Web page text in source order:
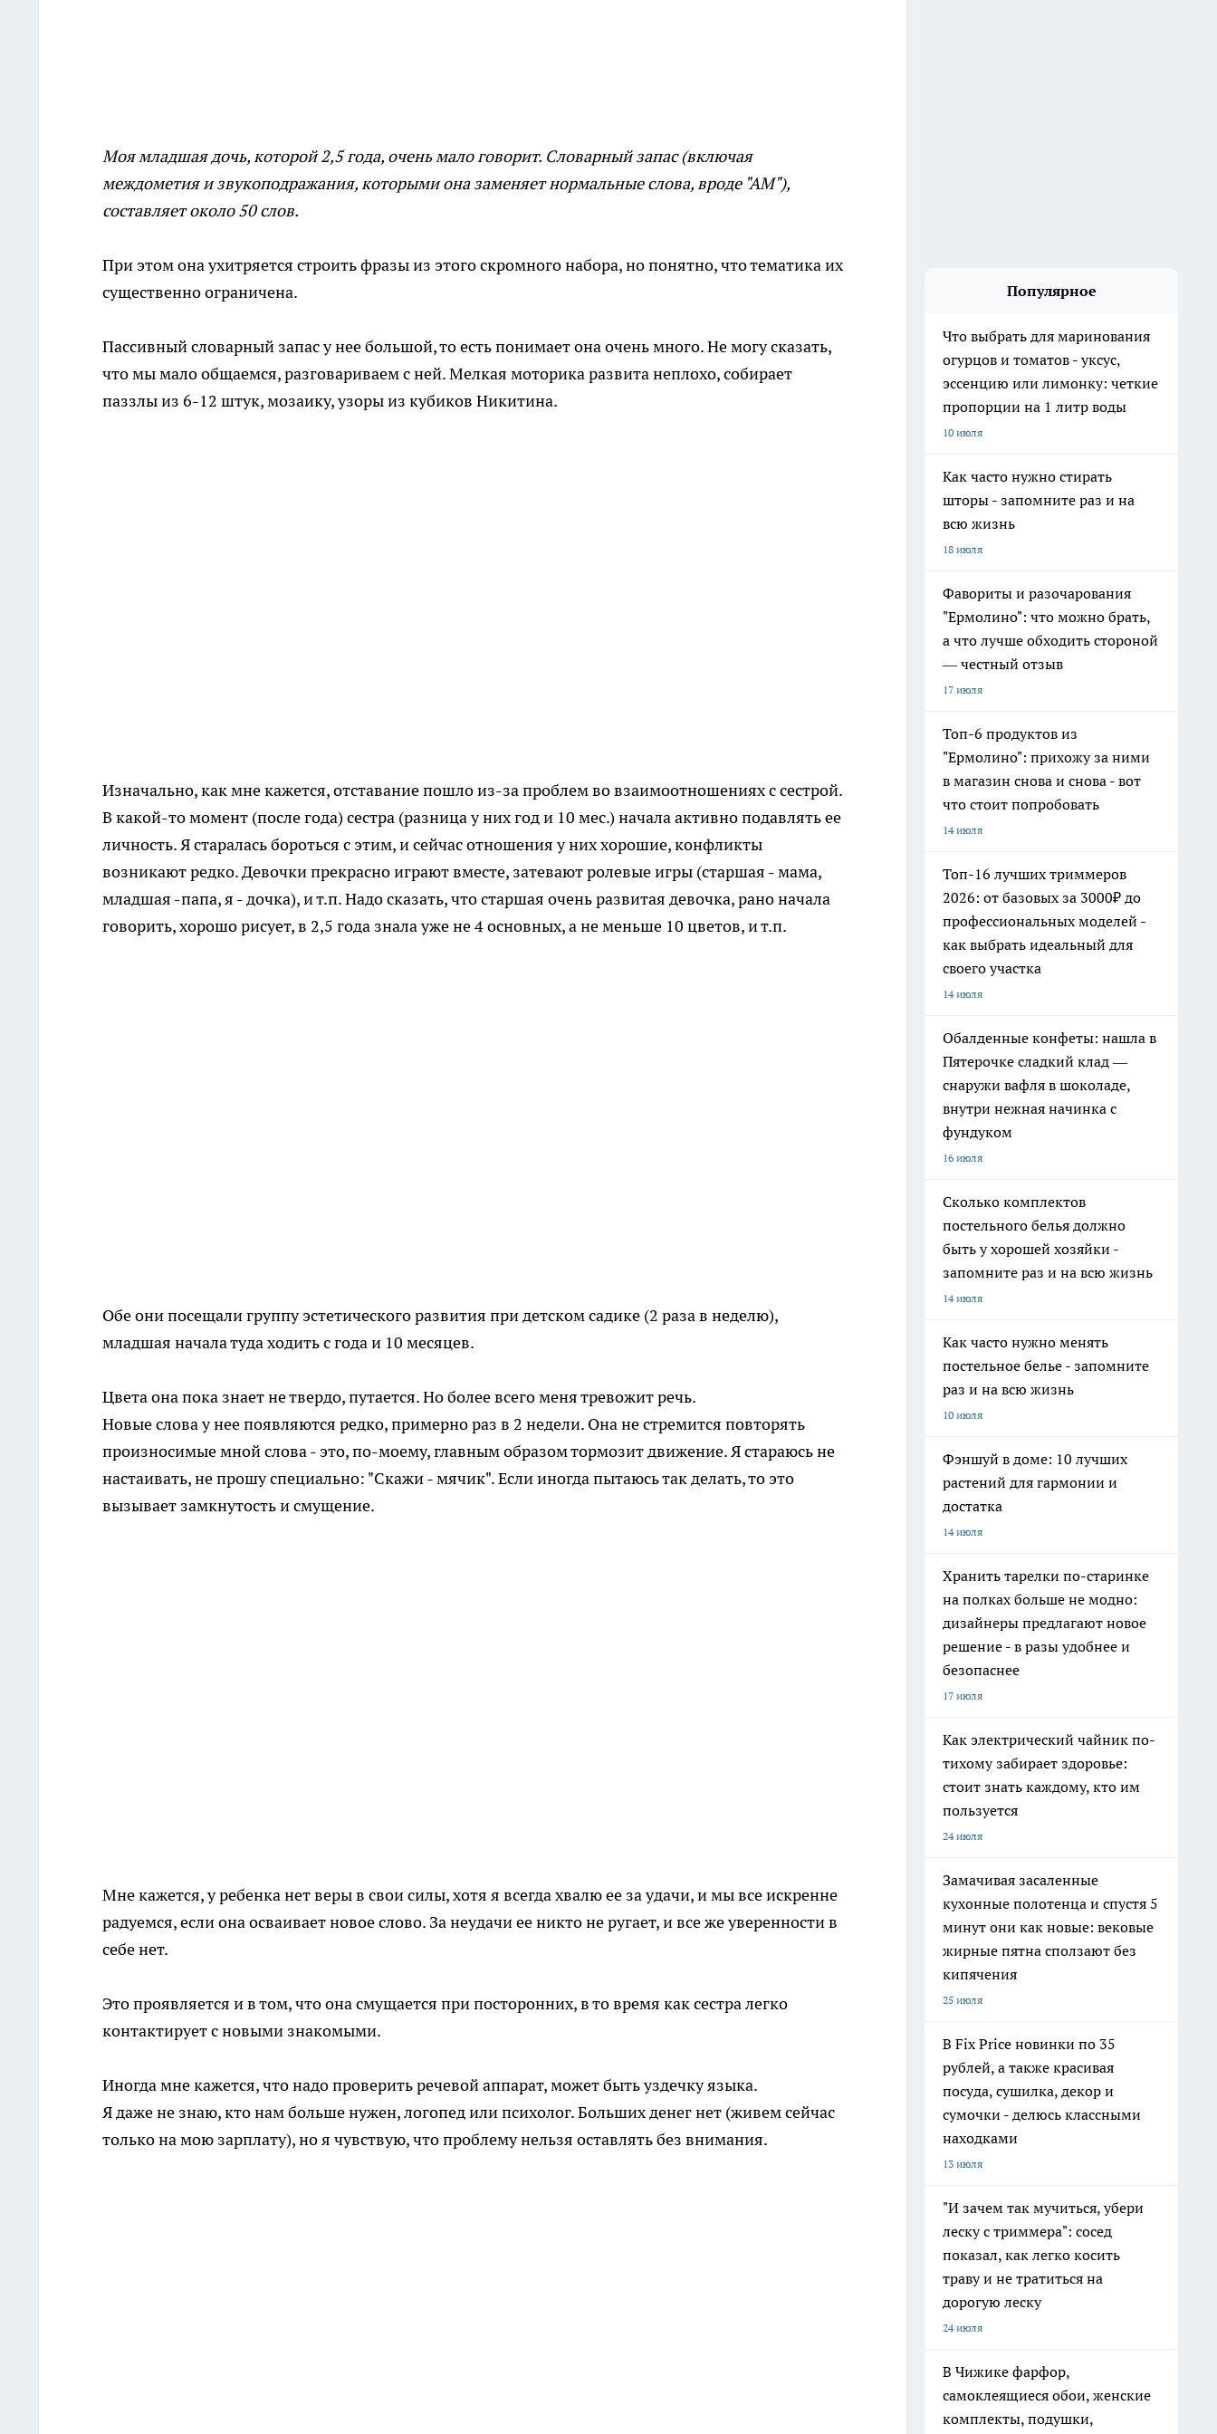
Моя младшая дочь, которой 2,5 года, очень мало говорит. Словарный запас (включая
междометия и звукоподражания, которыми она заменяет нормальные слова, вроде "АМ"),
составляет около 50 слов.
При этом она ухитряется строить фразы из этого скромного набора, но понятно, что тематика их
существенно ограничена.
Пассивный словарный запас у нее большой, то есть понимает она очень много. Не могу сказать,
что мы мало общаемся, разговариваем с ней. Мелкая моторика развита неплохо, собирает
паззлы из 6-12 штук, мозаику, узоры из кубиков Никитина.
Изначально, как мне кажется, отставание пошло из-за проблем во взаимоотношениях с сестрой.
В какой-то момент (после года) сестра (разница у них год и 10 мес.) начала активно подавлять ее
личность. Я старалась бороться с этим, и сейчас отношения у них хорошие, конфликты
возникают редко. Девочки прекрасно играют вместе, затевают ролевые игры (старшая - мама,
младшая -папа, я - дочка), и т.п. Надо сказать, что старшая очень развитая девочка, рано начала
говорить, хорошо рисует, в 2,5 года знала уже не 4 основных, а не меньше 10 цветов, и т.п.
Обе они посещали группу эстетического развития при детском садике (2 раза в неделю),
младшая начала туда ходить с года и 10 месяцев.
Цвета она пока знает не твердо, путается. Но более всего меня тревожит речь.
Новые слова у нее появляются редко, примерно раз в 2 недели. Она не стремится повторять
произносимые мной слова - это, по-моему, главным образом тормозит движение. Я стараюсь не
настаивать, не прошу специально: "Скажи - мячик". Если иногда пытаюсь так делать, то это
вызывает замкнутость и смущение.
Мне кажется, у ребенка нет веры в свои силы, хотя я всегда хвалю ее за удачи, и мы все искренне
радуемся, если она осваивает новое слово. За неудачи ее никто не ругает, и все же уверенности в
себе нет.
Это проявляется и в том, что она смущается при посторонних, в то время как сестра легко
контактирует с новыми знакомыми.
Иногда мне кажется, что надо проверить речевой аппарат, может быть уздечку языка.
Я даже не знаю, кто нам больше нужен, логопед или психолог. Больших денег нет (живем сейчас
только на мою зарплату), но я чувствую, что проблему нельзя оставлять без внимания.
Популярное
Что выбрать для маринования
огурцов и томатов - уксус,
эссенцию или лимонку: четкие
пропорции на 1 литр воды
10 июля
Как часто нужно стирать
шторы - запомните раз и на
всю жизнь
18 июля
Фавориты и разочарования
"Ермолино": что можно брать,
а что лучше обходить стороной
— честный отзыв
17 июля
Топ-6 продуктов из
"Ермолино": прихожу за ними
в магазин снова и снова - вот
что стоит попробовать
14 июля
Топ-16 лучших триммеров
2026: от базовых за 3000₽ до
профессиональных моделей -
как выбрать идеальный для
своего участка
14 июля
Обалденные конфеты: нашла в
Пятерочке сладкий клад —
снаружи вафля в шоколаде,
внутри нежная начинка с
фундуком
16 июля
Сколько комплектов
постельного белья должно
быть у хорошей хозяйки -
запомните раз и на всю жизнь
14 июля
Как часто нужно менять
постельное белье - запомните
раз и на всю жизнь
10 июля
Фэншуй в доме: 10 лучших
растений для гармонии и
достатка
14 июля
Хранить тарелки по-старинке
на полках больше не модно:
дизайнеры предлагают новое
решение - в разы удобнее и
безопаснее
17 июля
Как электрический чайник по-
тихому забирает здоровье:
стоит знать каждому, кто им
пользуется
24 июля
Замачивая засаленные
кухонные полотенца и спустя 5
минут они как новые: вековые
жирные пятна сползают без
кипячения
25 июля
В Fix Price новинки по 35
рублей, а также красивая
посуда, сушилка, декор и
сумочки - делюсь классными
находками
13 июля
"И зачем так мучиться, убери
леску с триммера": сосед
показал, как легко косить
траву и не тратиться на
дорогую леску
24 июля
В Чижике фарфор,
самоклеящиеся обои, женские
комплекты, подушки,